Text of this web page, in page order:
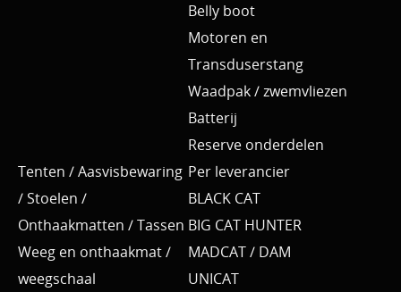
Belly boot
Motoren en
Transduserstang
Waadpak / zwemvliezen
Batterij
Reserve onderdelen
Tenten / Aasvisbewaring
/ Stoelen /
Onthaakmatten / Tassen
Weeg en onthaakmat /
weegschaal
Per leverancier
BLACK CAT
BIG CAT HUNTER
MADCAT / DAM
UNICAT